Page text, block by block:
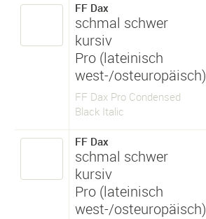
FF Dax
schmal schwer
kursiv
Pro (lateinisch
west-/osteuropäisch)
FF Dax Pro Condensed
Black Italic
FF Dax
schmal schwer
kursiv
Pro (lateinisch
west-/osteuropäisch)